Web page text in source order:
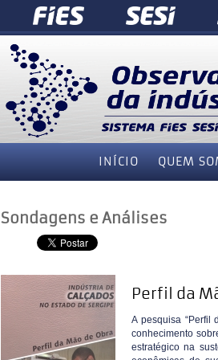
INÍCIO QUEM
Sondagens e Análises
Perfil da
A pesquisa “Perfil
conhecimento
estratégico na